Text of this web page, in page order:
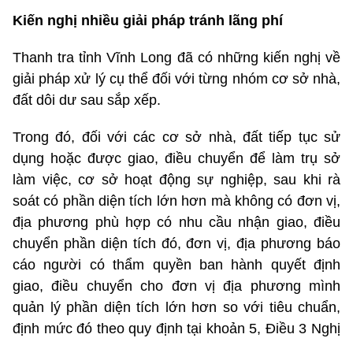
Kiến nghị nhiều giải pháp tránh lãng phí
Thanh tra tỉnh Vĩnh Long đã có những kiến nghị về
giải pháp xử lý cụ thể đối với từng nhóm cơ sở nhà,
đất dôi dư sau sắp xếp.
Trong đó, đối với các cơ sở nhà, đất tiếp tục sử
dụng hoặc được giao, điều chuyển để làm trụ sở
làm việc, cơ sở hoạt động sự nghiệp, sau khi rà
soát có phần diện tích lớn hơn mà không có đơn vị,
địa phương phù hợp có nhu cầu nhận giao, điều
chuyển phần diện tích đó, đơn vị, địa phương báo
cáo người có thẩm quyền ban hành quyết định
giao, điều chuyển cho đơn vị địa phương mình
quản lý phần diện tích lớn hơn so với tiêu chuẩn,
định mức đó theo quy định tại khoản 5, Điều 3 Nghị